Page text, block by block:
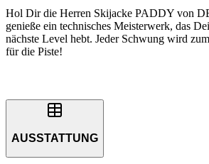
Hol Dir die Herren Skijacke PADDY von
genieße ein technisches Meisterwerk, das
nächste Level hebt. Jeder Schwung wird
für die Piste!
AUSSTATTUNG